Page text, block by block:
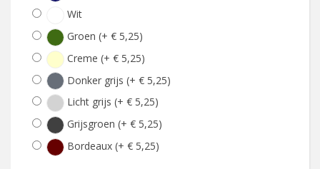
Wit
Groen (+ € 5,25)
Creme (+ € 5,25)
Donker grijs (+ € 5,25)
Licht grijs (+ € 5,25)
Grijsgroen (+ € 5,25)
Bordeaux (+ € 5,25)